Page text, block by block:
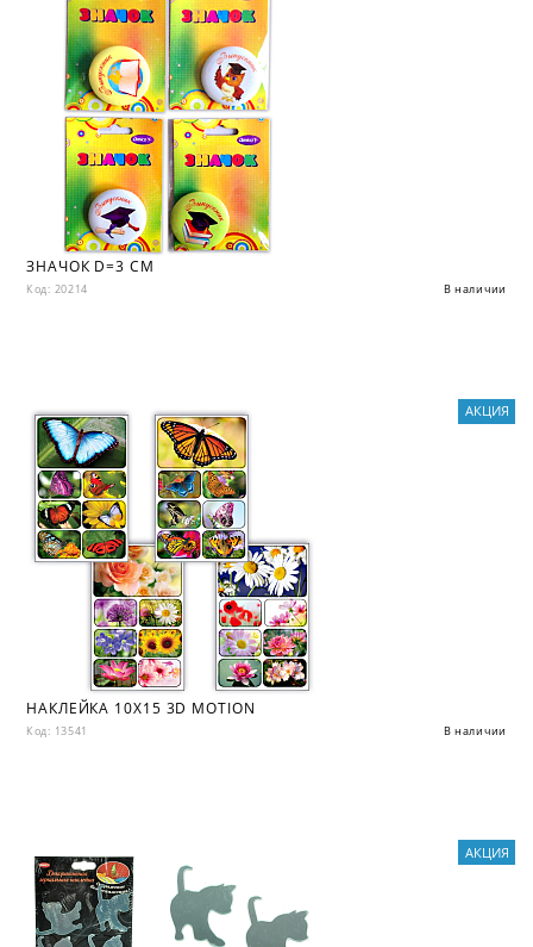
ЗНАЧОК D=3 СМ
Код: 20214 В наличии
НАКЛЕЙКА 10X15 3D MOTION
Код: 13541 В наличии
АКЦИЯ
АКЦИЯ